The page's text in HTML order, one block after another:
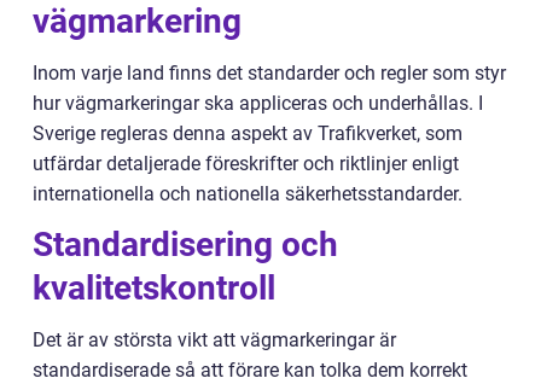
vägmarkering
Inom varje land finns det standarder och regler som styr
hur vägmarkeringar ska appliceras och underhållas. I
Sverige regleras denna aspekt av Trafikverket, som
utfärdar detaljerade föreskrifter och riktlinjer enligt
internationella och nationella säkerhetsstandarder.
Standardisering och
kvalitetskontroll
Det är av största vikt att vägmarkeringar är
standardiserade så att förare kan tolka dem korrekt